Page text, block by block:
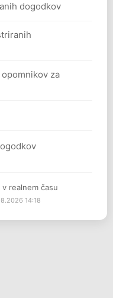
dogodkov
za
realnem času
14:18